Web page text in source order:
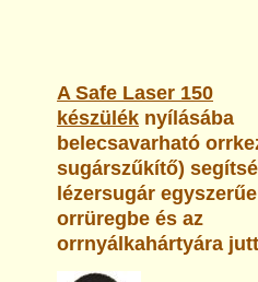
A Safe Laser 150
készülék nyílásába
belecsavarható
sugárszűkítő)
lézersugár
orrüregbe és az
orrnyálkahártyára